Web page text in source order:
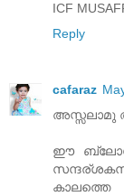
ICF
Reply
cafaraz
അസ്സലാമു
ഈ ബ്ലോഗ്‌